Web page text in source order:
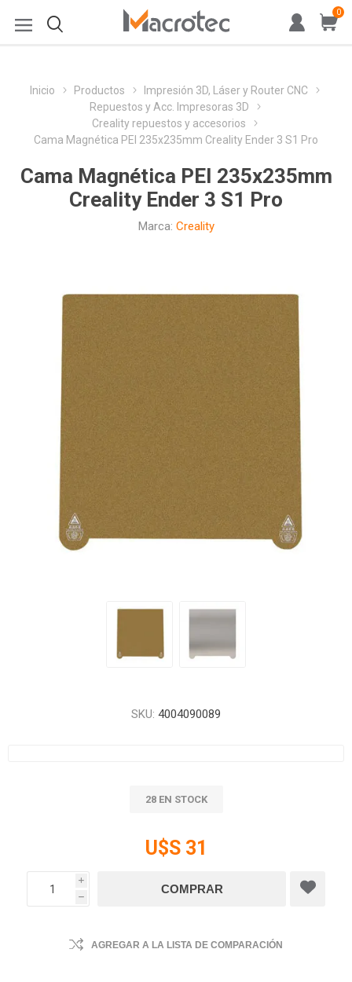
0
Inicio Productos
Impresión 3D, Láser y Router CNC
Repuestos y Acc. Impresoras 3D
Creality repuestos y accesorios
Cama Magnética PEI 235x235mm Creality Ender 3 S1 Pro
Cama Magnética PEI 235x235mm
Creality Ender 3 S1 Pro
Marca: Creality
SKU: 4004090089
28 EN STOCK
U$S 31
i
h
AGREGAR A LA LISTA DE COMPARACIÓN